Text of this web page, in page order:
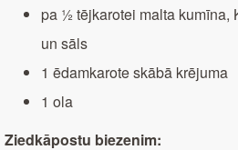
pa ½ tējkarotei malta kumīna,
un sāls
1 ēdamkarote skābā krējuma
1 ola
Ziedkāpostu biezenim: